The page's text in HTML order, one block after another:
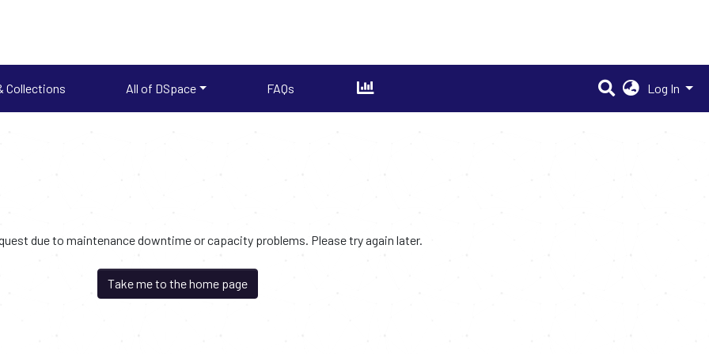
Collections All of DSpace FAQs Log In
due to maintenance downtime or capacity problems. Please try again later.
Take me to the home page